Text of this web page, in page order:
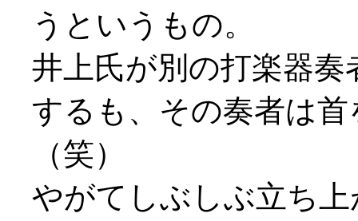
うというもの。
井上氏が別の打楽器
するも、その奏者は
（笑）
やがてしぶしぶ立ち